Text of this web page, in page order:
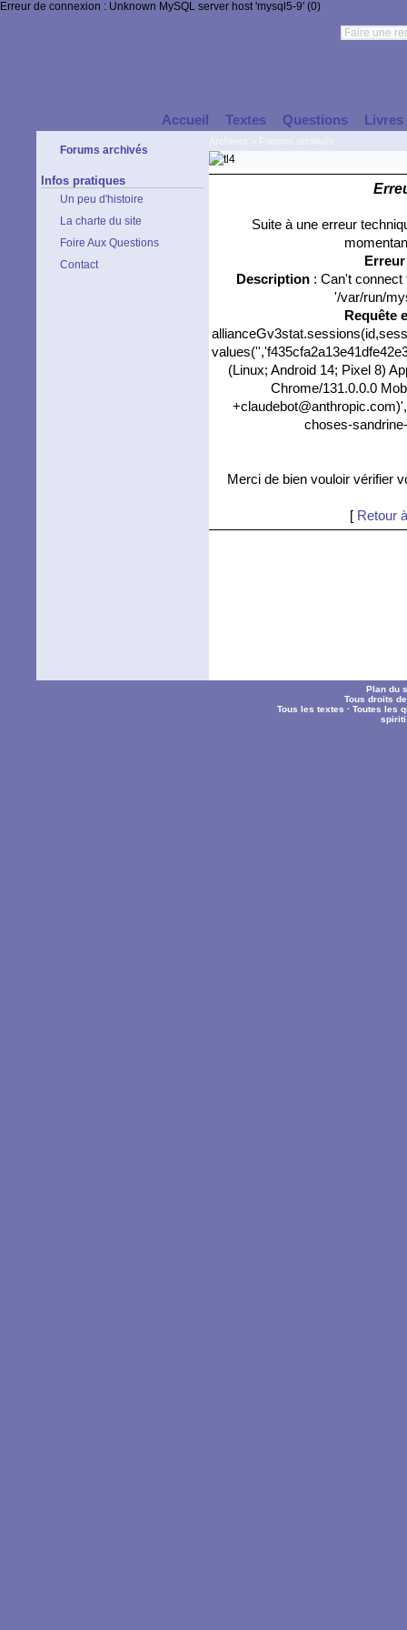
Erreur de connexion : Unknown MySQL server host 'mysql5-9' (0)
Accueil Textes Questions Livres
Forums archivés
Infos pratiques
Un peu d'histoire
La charte du site
Foire Aux Questions
Contact
Suite à une erreur
Description: Can't connect
'/var/run/
Requête
(Linux; Android 14; Pixel 8)
Chrome/131.0.0.0
choses-
Merci de bien vouloir vérifier
[ Retour
Plan du
Tous droits
Tous les textes ·Toutes les